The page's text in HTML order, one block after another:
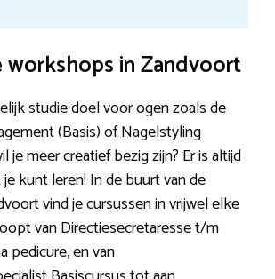
workshops in Zandvoort
studie doel voor ogen zoals de
(Basis) of Nagelstyling
je meer creatief bezig zijn? Er is altijd
kunt leren! In de buurt van de
vind je cursussen in vrijwel elke
van Directiesecretaresse t/m
pedicure, en van